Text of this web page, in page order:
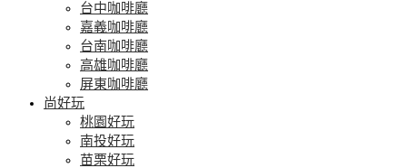
台中咖啡廳
嘉義咖啡廳
台南咖啡廳
高雄咖啡廳
屏東咖啡廳
尚好玩
桃園好玩
南投好玩
苗栗好玩